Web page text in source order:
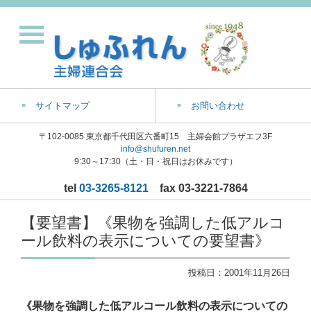
サイトマップ お問い合わせ
〒102-0085 東京都千代田区六番町15 主婦会館プラザエフ3F
info@shufuren.net
9:30～17:30（土・日・祝日はお休みです）
tel 03-3265-8121fax 03-3221-7864
【要望書】《果物を強調した低アルコ
ール飲料の表示についての要望書》
投稿日： 2001年11月26日
《果物を強調した低アルコール飲料の表示についての